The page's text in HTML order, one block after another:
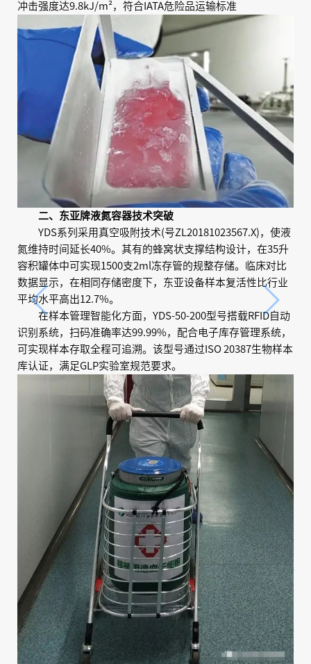
冲击强度达9.8kJ/m²，符合IATA危险品运输标准
二、东亚牌液氮容器技术突破
YDS系列采用真空吸附技术(号ZL20181023567.X)，使液
氮维持时间延长40%。其有的蜂窝状支撑结构设计，在35升
容积罐体中可实现1500支2ml冻存管的规整存储。临床对比
数据显示，在相同存储密度下，东亚设备样本复活性比行业
平均水平高出12.7%。
在样本管理智能化方面，YDS-50-200型号搭载RFID自动
识别系统，扫码准确率达99.99%，配合电子库存管理系统，
可实现样本存取全程可追溯。该型号通过ISO 20387生物样本
库认证，满足GLP实验室规范要求。